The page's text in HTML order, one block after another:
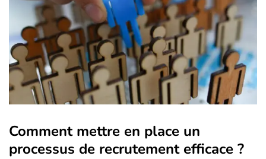
Comment mettre en place un
processus de recrutement efficace ?